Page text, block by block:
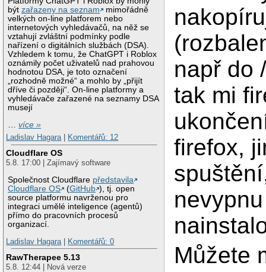
býtzařazeny na seznam
mimořádně
velkých on-line platforem nebo
internetových vyhledávačů, na něž se
vztahují zvláštní podmínky podle
nařízení o digitálních službách (DSA).
Vzhledem k tomu, že ChatGPT i Roblox
oznámily počet uživatelů nad prahovou
hodnotou DSA, je toto označení
„rozhodně možné“ a mohlo by „přijít
dříve či později“. On-line platformy a
vyhledávače zařazené na seznamy DSA
musejí
…více »
Ladislav Hagara| Komentářů: 12
Cloudflare OS
5.8. 17:00 | Zajímavý software
Společnost Cloudflare představila
Cloudflare OS
(GitHub ), tj. open
source platformu navrženou pro
integraci umělé inteligence (agentů)
přímo do pracovních procesů
organizací.
Ladislav Hagara| Komentářů: 0
RawTherapee 5.13
5.8. 12:44 | Nová verze
např do
tak mi
firefox,
Můžete